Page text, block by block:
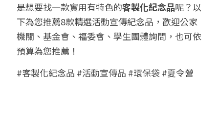
➢毛氈布袋
➢編織袋
➢針織袋
➢麻布袋
是想要找一款實用有特色的客製化紀念品呢？以
下為您推薦8款精選活動宣傳紀念品，歡迎公家
機關、基金會、福委會、學生團體詢問，也可依
預算為您推薦！
#客製化紀念品 #活動宣傳品 #環保袋 #夏令營